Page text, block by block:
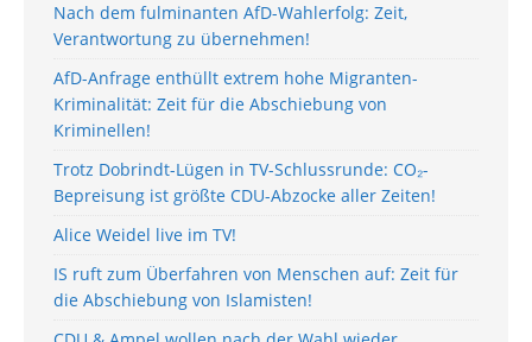
Nach dem fulminanten AfD-Wahlerfolg: Zeit,
Verantwortung zu übernehmen!
AfD-Anfrage enthüllt extrem hohe Migranten-
Kriminalität: Zeit für die Abschiebung von
Kriminellen!
Trotz Dobrindt-Lügen in TV-Schlussrunde: CO₂-
Bepreisung ist größte CDU-Abzocke aller Zeiten!
Alice Weidel live im TV!
IS ruft zum Überfahren von Menschen auf: Zeit für
die Abschiebung von Islamisten!